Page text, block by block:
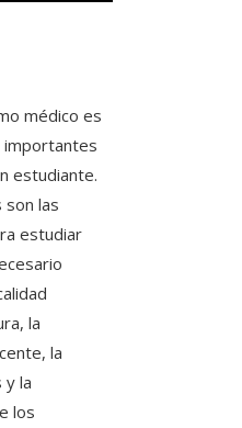
médico es
importantes
estudiante.
son las
estudiar
la
la
y la
los